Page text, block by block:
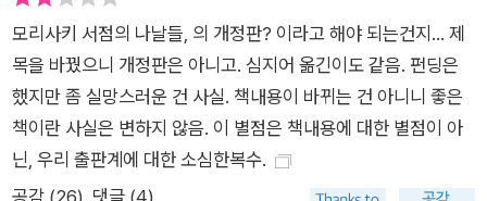
했던 어느 밤, 다카코는 ‘책이라도 읽어볼까’ 하는 가벼운 생각으
로 눈을 감은 채 헌책방 서가에서 아무 책이나 뽑아든다. 일본의
옛 문인 무로 사이세이의 『어느 소녀의 죽음까지』라는 문고본이
었다.머리맡에 스탠드 조명만 켜놓은 어두컴컴한 방에서 나는 이
불 속에 누운 채 특별히 이거다 싶은 감흥도 없이 책을 읽기 시작
했다. 분명 지루해서 바로 잠들어 버릴 거라고 생각했다. 그런데
모리사키 서점의 나날들, 의 개정판? 이라고 해야 되는건지... 제
목을 바꿨으니 개정판은 아니고. 심지어 옮긴이도 같음. 펀딩은
했지만 좀 실망스러운 건 사실. 책내용이 바뀌는 건 아니니 좋은
책이란 사실은 변하지 않음. 이 별점은 책내용에 대한 별점이 아
닌, 우리 출판계에 대한 소심한복수.
공감 (26) 댓글 (4)